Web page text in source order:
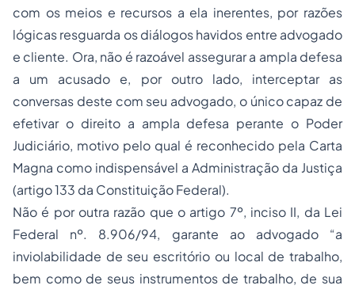
com os meios e recursos a ela inerentes, por razões
lógicas resguarda os diálogos havidos entre advogado
e cliente. Ora, não é razoável assegurar a ampla defesa
a um acusado e, por outro lado, interceptar as
conversas deste com seu advogado, o único capaz de
efetivar o direito a ampla defesa perante o Poder
Judiciário, motivo pelo qual é reconhecido pela Carta
Magna como indispensável a Administração da Justiça
(artigo 133 da Constituição Federal).
Não é por outra razão que o artigo 7º, inciso II, da Lei
Federal nº. 8.906/94, garante ao advogado “a
inviolabilidade de seu escritório ou local de trabalho,
bem como de seus instrumentos de trabalho, de sua